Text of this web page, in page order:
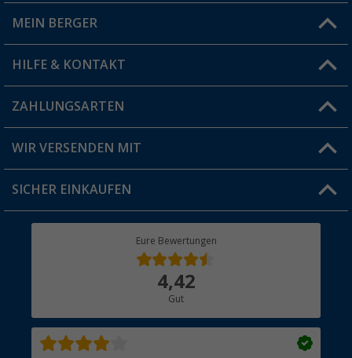
Filiale finden
MEIN BERGER
Vorteilskarte
Blog
Jobs & Karriere
HILFE & KONTAKT
FAQ & Kontakt
Versandinformationen
Rücksendung
ZAHLUNGSARTEN
WIR VERSENDEN MIT
SICHER EINKAUFEN
Eure Bewertungen
4,42
Gut